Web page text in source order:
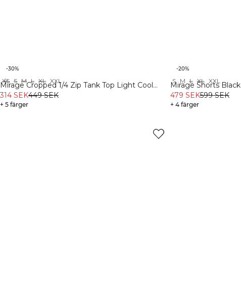
Recycled
-30%
XS S M L XL XXL
Mirage Cropped 1/4 Zip Tank Top Light Cool
Brown
314 SEK449 SEK
+ 5 färger
-20%
S M L XL XXL
Mirage Shorts Black
479 SEK599 SEK
+ 4 färger